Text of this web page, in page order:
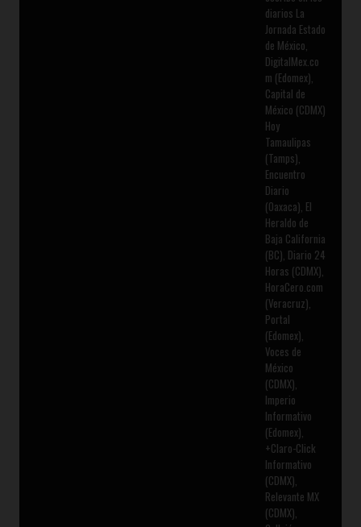
diarios La
Jornada Estado
de México,
DigitalMex.co
m (Edomex),
Capital de
México (CDMX)
Hoy
Tamaulipas
(Tamps),
Encuentro
Diario
(Oaxaca), El
Heraldo de
Baja California
(BC), Diario 24
Horas (CDMX),
HoraCero.com
(Veracruz),
Portal
(Edomex),
Voces de
México
(CDMX),
Imperio
Informativo
(Edomex),
+Claro-Click
Informativo
(CDMX),
Relevante MX
(CDMX),